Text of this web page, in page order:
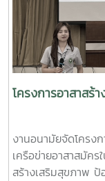
โครงการอาสาสร้
งานอนามัยจัดโครง
เครือข่ายอาสาสมัค
สร้างเสริมสุขภาพ